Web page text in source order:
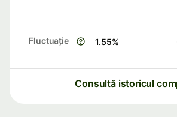
Fluctuație 1.55%
Consultă istoricul